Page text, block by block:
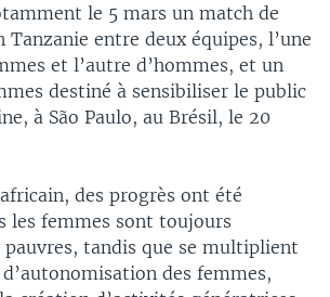
le 5 mars un match de
Tanzanie entre deux équipes, l’une
et l’autre d’hommes, et un
destiné à sensibiliser le public
à São Paulo, au Brésil, le 20
des progrès ont été
les femmes sont toujours
tandis que se multiplient
des femmes,